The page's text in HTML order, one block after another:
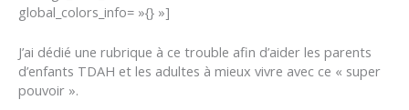
global_colors_info= »{} »]
J’ai dédié une rubrique à ce trouble afin d’aider les parents
d’enfants TDAH et les adultes à mieux vivre avec ce « super
pouvoir ».